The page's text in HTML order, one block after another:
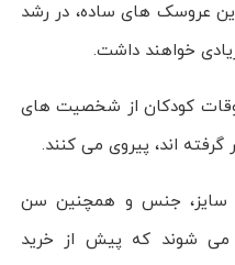
عروسک های ساده، در رشد
خواهند داشت.
کودکان از شخصیت های
اند، پیروی می کنند.
سایز، جنس و همچنین سن
می شوند که پیش از خرید